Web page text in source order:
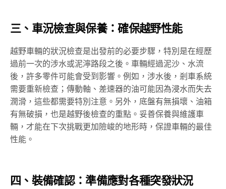
三、車況檢查與保養：確保越野性能
越野車輛的狀況檢查是出發前的必要步驟，特別是在經歷
過前一次的涉水或泥濘路段之後。車輛經過泥沙、水流
後，許多零件可能會受到影響。例如，涉水後，剎車系統
需要重新檢查；傳動軸、差速器的油可能因為浸水而失去
潤滑，這些都需要特別注意。另外，底盤有無損壞、油箱
有無破損，也是越野後檢查的重點。妥善保養與維護車
輛，才能在下次挑戰更加險峻的地形時，保證車輛的最佳
性能。
四、裝備確認：準備應對各種突發狀況